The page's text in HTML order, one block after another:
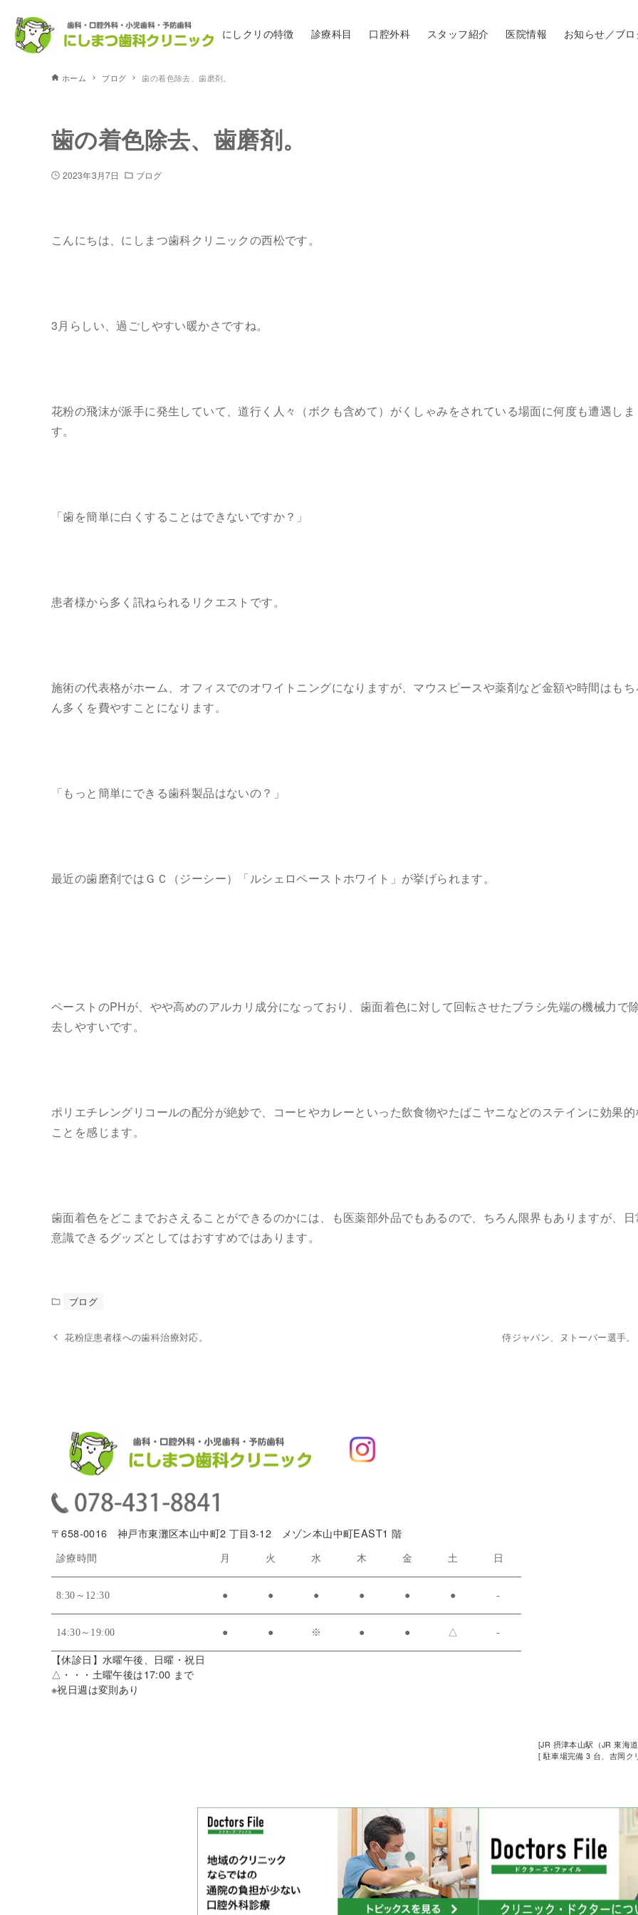
にしクリの特徴 診療科目 口腔外科 スタッフ紹介 医院情報 お知らせ／ブ
ホーム ブログ 歯の着色除去、歯磨剤。
歯の着色除去、歯磨剤。
2023年3月7日 ブログ
こんにちは、にしまつ歯科クリニックの西松です。
3月らしい、過ごしやすい暖かさですね。
花粉の飛沫が派手に発生していて、道行く人々（ボクも含めて）がくしゃみをされている場面に何度も遭遇しま
す。
「歯を簡単に白くすることはできないですか？」
患者様から多く訊ねられるリクエストです。
施術の代表格がホーム、オフィスでのオワイトニングになりますが、マウスピースや薬剤など金額や時間はも
ん多くを費やすことになります。
「もっと簡単にできる歯科製品はないの？」
最近の歯磨剤ではＧＣ（ジーシー）「ルシェロペーストホワイト」が挙げられます。
ペーストのPHが、やや高めのアルカリ成分になっており、歯面着色に対して回転させたブラシ先端の機械力で
去しやすいです。
ポリエチレングリコールの配分が絶妙で、コーヒやカレーといった飲食物やたばこヤニなどのステインに効果
ことを感じます。
歯面着色をどこまでおさえることができるのかには、も医薬部外品でもあるので、ちろん限界もありますが、
意識できるグッズとしてはおすすめではあります。
ブログ
花粉症患者様への歯科治療対応。 侍ジャパン、ヌトーバー選手。
〒658-0016 神戸市東灘区本山中町2 丁目3-12 メゾン本山中町EAST1 階
診療時間 月 火 水 木 金 土 日
8:30～12:30 ● ● ● ● ● ● -
14:30～19:00 ● ● ※ ● ● △ -
【休診日】水曜午後、日曜・祝日
△・・・土曜午後は17:00 まで
※祝日週は変則あり
[JR 摂津本山駅（JR 東海
[ 駐車場完備 3 台、吉岡ク